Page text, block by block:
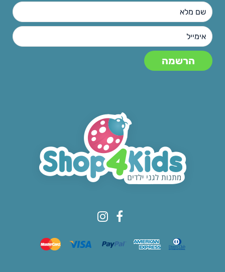
© All rights reserved to Shop4kids